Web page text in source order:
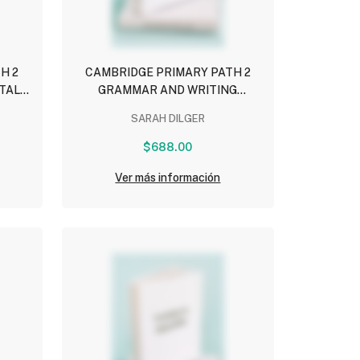
2
CAMBRIDGE PRIMARY PATH 2
GRAMMAR AND WRITING
SARAH DILGER
$688.00
Ver más información